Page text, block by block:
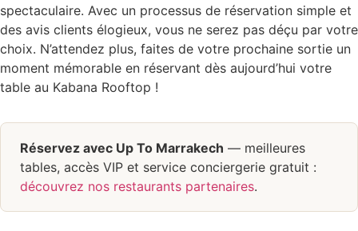
spectaculaire. Avec un processus de réservation simple et
des avis clients élogieux, vous ne serez pas déçu par votre
choix. N’attendez plus, faites de votre prochaine sortie un
moment mémorable en réservant dès aujourd’hui votre
table au Kabana Rooftop !
Réservez avec Up To Marrakech — meilleures
tables, accès VIP et service conciergerie gratuit :
découvrez nos restaurants partenaires.